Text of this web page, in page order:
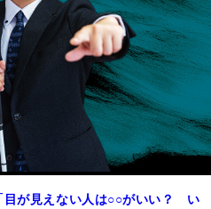
目が見えない人は○○がいい？ い